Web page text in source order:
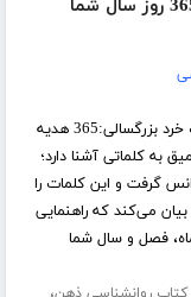
سیده فاطمه معزی در کتاب خرد بزرگسالی:365 هدیه
عمیق به کلماتی آشنا دارد؛
گرفت و این کلمات را
می‌کند که راهنمایی
فصل و سال شما